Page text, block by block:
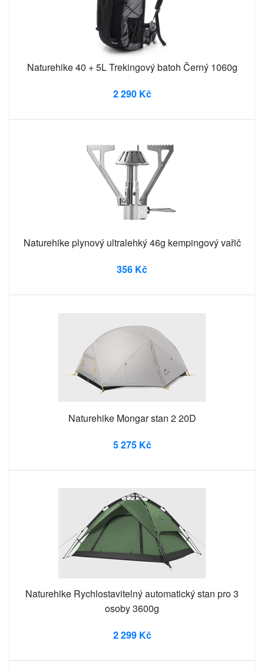
Naturehike 40 + 5L Trekingový batoh Černý 1060g
2 290 Kč
Naturehike plynový ultralehký 46g kempingový vařič
356 Kč
Naturehike Mongar stan 2 20D
5 275 Kč
Naturehike Rychlostavitelný automatický stan pro 3
osoby 3600g
2 299 Kč